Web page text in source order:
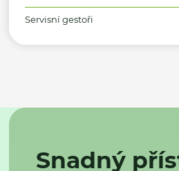
Servisní gestoři
Snadný